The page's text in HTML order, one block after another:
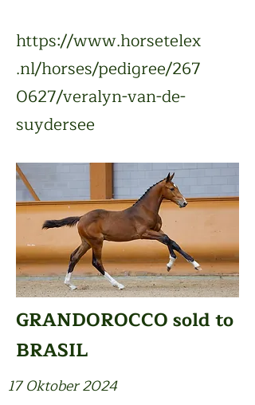
https://www.horsetelex
.nl/horses/pedigree/267
0627/veralyn-van-de-
suydersee
GRANDOROCCO sold to
BRASIL
17 Oktober 2024